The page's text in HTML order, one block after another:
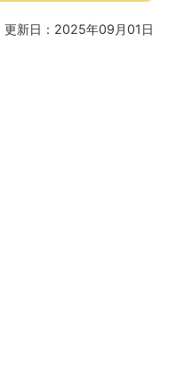
更新日：2025年09月01日